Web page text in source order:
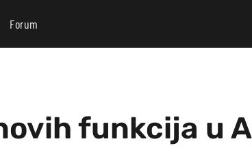
Forum
funkcija u